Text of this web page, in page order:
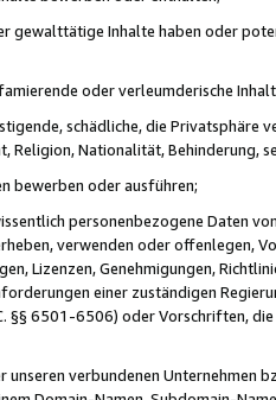
gewalttätige Inhalte haben oder
oder verleumderische
schädliche, die Privatsphäre
Religion, Nationalität, Behinderung,
bewerben oder ausführen;
personenbezogene Daten
verwenden oder offenlegen,
Lizenzen, Genehmigungen,
einer zuständigen
§§ 6501-6506) oder Vorschriften,
unseren verbundenen Unternehmen